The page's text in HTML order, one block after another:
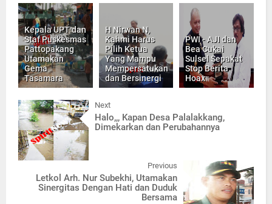
Kepala UPT dan
Staf Puskesmas
Pattopakang
Utamakan
Gema
Tasamara
H Nirwan N,
Kahmi Harus
Pilih Ketua
Yang Mampu
Mempersatukan
dan Bersinergi
PWI - AJI dan
Bea Cukai
Sulsel Sepakat
Stop Berita
Hoax
Next
Halo,,, Kapan Desa Palalakkang,
Dimekarkan dan Perubahannya
Previous
Letkol Arh. Nur Subekhi, Utamakan
Sinergitas Dengan Hati dan Duduk
Bersama